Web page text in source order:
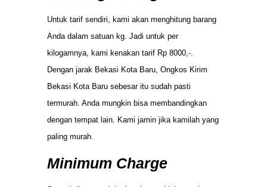
Untuk tarif sendiri, kami akan menghitung barang
Anda dalam satuan kg. Jadi untuk per
kilogamnya, kami kenakan tarif Rp 8000,-.
Dengan jarak Bekasi Kota Baru, Ongkos Kirim
Bekasi Kota Baru sebesar itu sudah pasti
termurah. Anda mungkin bisa membandingkan
dengan tempat lain. Kami jamin jika kamilah yang
paling murah.
Minimum Charge